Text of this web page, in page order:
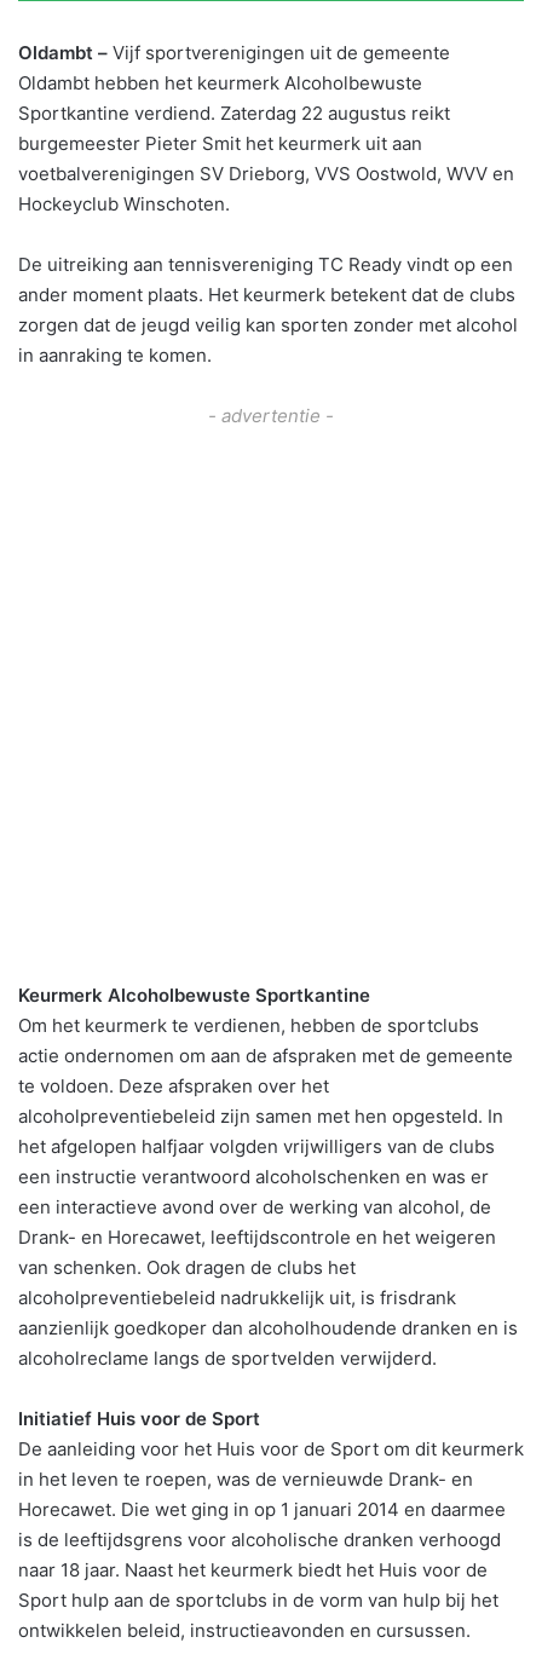
Oldambt – Vijf sportverenigingen uit de gemeente
Oldambt hebben het keurmerk Alcoholbewuste
Sportkantine verdiend. Zaterdag 22 augustus reikt
burgemeester Pieter Smit het keurmerk uit aan
voetbalverenigingen SV Drieborg, VVS Oostwold, WVV en
Hockeyclub Winschoten.
De uitreiking aan tennisvereniging TC Ready vindt op een
ander moment plaats. Het keurmerk betekent dat de clubs
zorgen dat de jeugd veilig kan sporten zonder met alcohol
in aanraking te komen.
- advertentie -
Keurmerk Alcoholbewuste Sportkantine
Om het keurmerk te verdienen, hebben de sportclubs
actie ondernomen om aan de afspraken met de gemeente
te voldoen. Deze afspraken over het
alcoholpreventiebeleid zijn samen met hen opgesteld. In
het afgelopen halfjaar volgden vrijwilligers van de clubs
een instructie verantwoord alcoholschenken en was er
een interactieve avond over de werking van alcohol, de
Drank- en Horecawet, leeftijdscontrole en het weigeren
van schenken. Ook dragen de clubs het
alcoholpreventiebeleid nadrukkelijk uit, is frisdrank
aanzienlijk goedkoper dan alcoholhoudende dranken en is
alcoholreclame langs de sportvelden verwijderd.
Initiatief Huis voor de Sport
De aanleiding voor het Huis voor de Sport om dit keurmerk
in het leven te roepen, was de vernieuwde Drank- en
Horecawet. Die wet ging in op 1 januari 2014 en daarmee
is de leeftijdsgrens voor alcoholische dranken verhoogd
naar 18 jaar. Naast het keurmerk biedt het Huis voor de
Sport hulp aan de sportclubs in de vorm van hulp bij het
ontwikkelen beleid, instructieavonden en cursussen.